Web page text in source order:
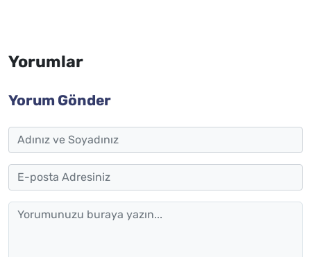
Yorumlar
Yorum Gönder